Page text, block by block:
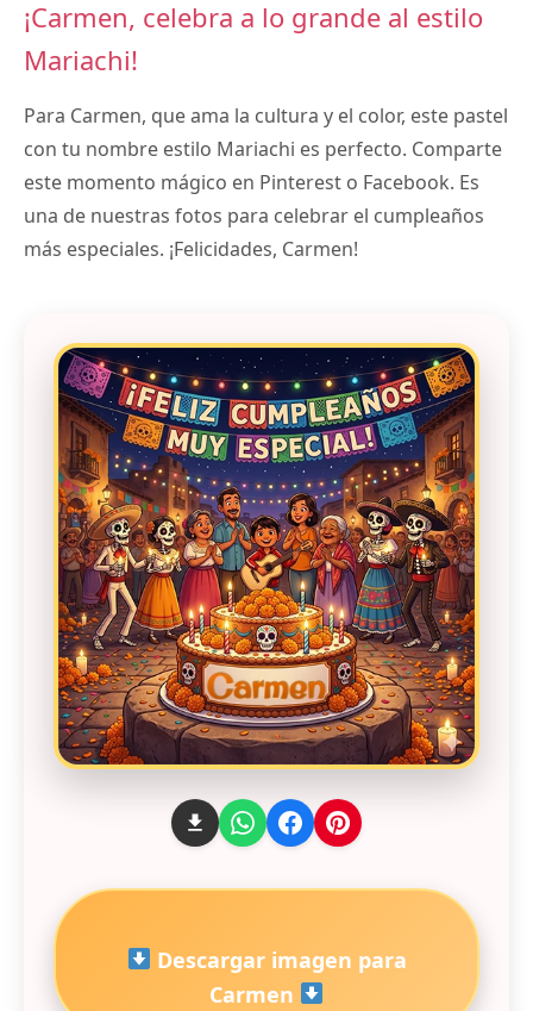
¡Carmen, celebra a lo grande al estilo
Mariachi!
Para Carmen, que ama la cultura y el color, este pastel
con tu nombre estilo Mariachi es perfecto. Comparte
este momento mágico en Pinterest o Facebook. Es
una de nuestras fotos para celebrar el cumpleaños
más especiales. ¡Felicidades, Carmen!
Descargar imagen para
Carmen